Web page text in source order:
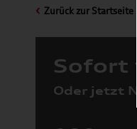
Zurück zur Startseite
Sofort
Oder jetzt